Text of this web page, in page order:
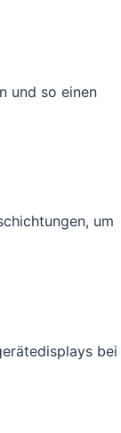
und so einen
um
bei